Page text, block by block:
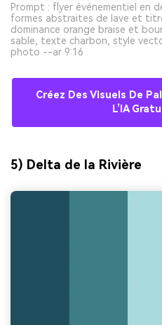
Prompt : flyer événementiel en
formes abstraites de lave et
dominance orange braise et
sable, texte charbon, style
photo --ar 9:16
Créez Des Visuels De
L’IA
5) Delta de la Rivière